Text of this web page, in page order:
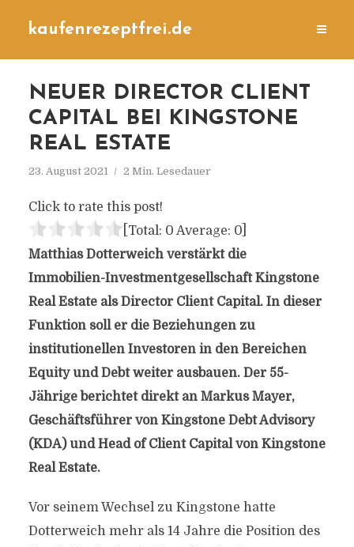
kaufenrezeptfrei.de
NEUER DIRECTOR CLIENT
CAPITAL BEI KINGSTONE
REAL ESTATE
23. August 2021 2 Min. Lesedauer
Click to rate this post!
[Total: 0 Average: 0]
Matthias Dotterweich verstärkt die
Immobilien-Investmentgesellschaft Kingstone
Real Estate als Director Client Capital. In dieser
Funktion soll er die Beziehungen zu
institutionellen Investoren in den Bereichen
Equity und Debt weiter ausbauen. Der 55-
Jährige berichtet direkt an Markus Mayer,
Geschäftsführer von Kingstone Debt Advisory
(KDA) und Head of Client Capital von Kingstone
Real Estate.
Vor seinem Wechsel zu Kingstone hatte
Dotterweich mehr als 14 Jahre die Position des